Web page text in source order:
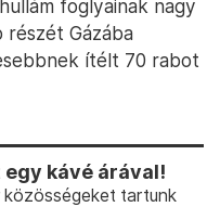
foglyainak nagy
részét Gázába
ítélt 70 rabot
kávé árával!
közösségeket tartunk